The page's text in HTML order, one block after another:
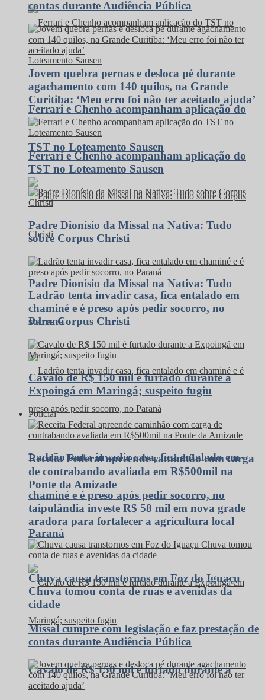
Ferrari e Chenho acompanham aplicação do
TST no Loteamento Sausen
Padre Dionísio da Missal na Nativa: Tudo
sobre Corpus Christi
Ladrão tenta invadir casa, fica entalado em
chaminé e é preso após pedir socorro, no
Paraná
Cavalo de R$ 150 mil é furtado durante a
contas durante Audiência Pública
Jovem quebra pernas e desloca pé durante
agachamento com 140 quilos, na Grande
Curitiba: ‘Meu erro foi não ter aceitado ajuda’
Ferrari e Chenho acompanham aplicação do
TST no Loteamento Sausen
Padre Dionísio da Missal na Nativa: Tudo
sobre Corpus Christi
Ladrão tenta invadir casa, fica entalado em
chaminé e é preso após pedir socorro, no
Paraná
Cavalo de R$ 150 mil é furtado durante a
Expoingá em Maringá; suspeito fugiu
Policial
Receita Federal apreende caminhão com carga
de contrabando avaliada em R$500mil na
Ponte da Amizade
taipulândia investe R$ 58 mil em nova grade
aradora para fortalecer a agricultura local
Chuva causa transtornos em Foz do Iguaçu
Chuva tomou conta de ruas e avenidas da
cidade
Missal cumpre com legislação e faz prestação de
contas durante Audiência Pública